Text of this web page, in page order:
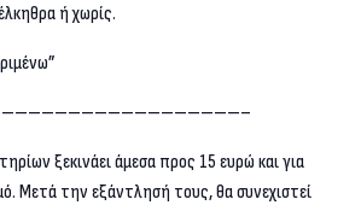
ή χωρίς.
ξεκινάει άμεσα προς 15 ευρώ και για
Μετά την εξάντλησή τους, θα συνεχιστεί